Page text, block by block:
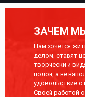
ЗАЧЕМ
Нам хочется
делом, ставят
творчески и
полон, а не
удовольствие
Своей работой